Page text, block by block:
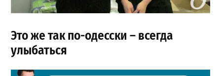
Это же так по-одесски – всегда
улыбаться